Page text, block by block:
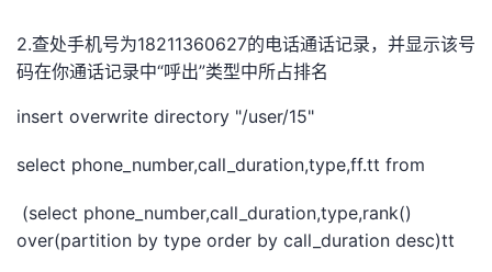
2.查处手机号为18211360627的电话通话记录，并显示该号
码在你通话记录中“呼出”类型中所占排名
insert overwrite directory "/user/15"
select phone_number,call_duration,type,ff.tt from
(select phone_number,call_duration,type,rank()
over(partition by type order by call_duration desc)tt